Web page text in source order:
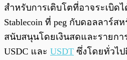
สำหรับการเติบโตที่อาจระเบิด
Stablecoin ที่ peg กับดอลลาร์ส
สนับสนุนโดยเงินสดและรายกา
USDC และ USDT ซึ่งโดยทั่วไ